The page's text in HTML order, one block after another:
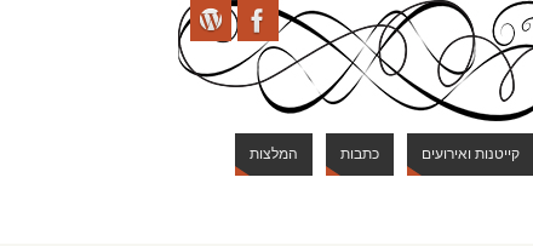
קייטנות ואירועים כתבות המלצות